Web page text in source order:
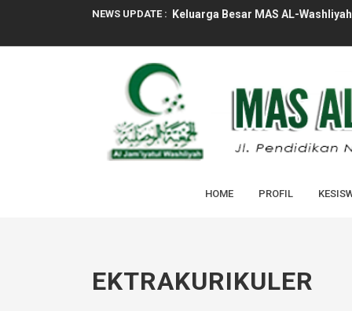
NEWS UPDATE : Keluarga Besar MAS AL-
PELAKSANAAN MASA TAARUF
UPACARA BENDERA TANDAI
RAPAT PROGRAM KERJA TAHUN
RAPAT KENAIKAN KELAS X & XI
PENGUMUMAN KELULUSAN
HOME PROFIL
EKTRAKURIKULER